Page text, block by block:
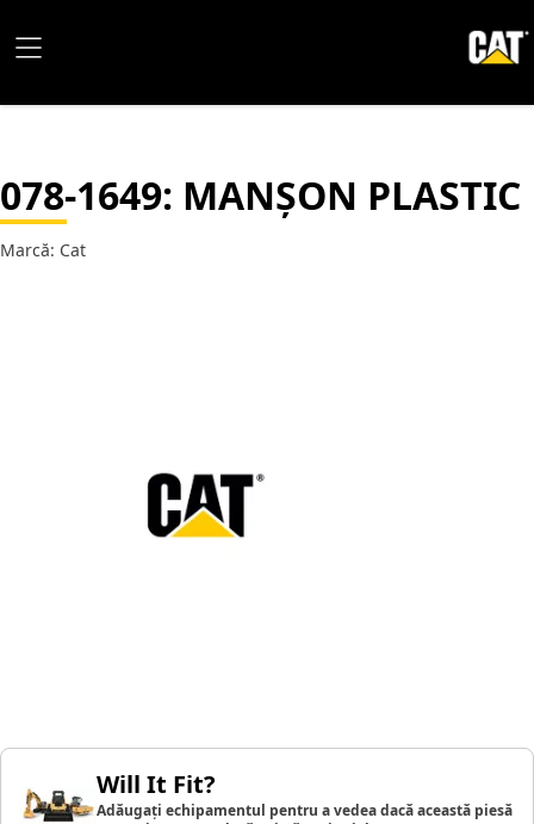
078-1649: MANȘON PLASTIC
Marcă: Cat
Will It Fit?
Adăugați echipamentul pentru a vedea dacă această piesă